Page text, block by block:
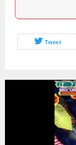
Tweet